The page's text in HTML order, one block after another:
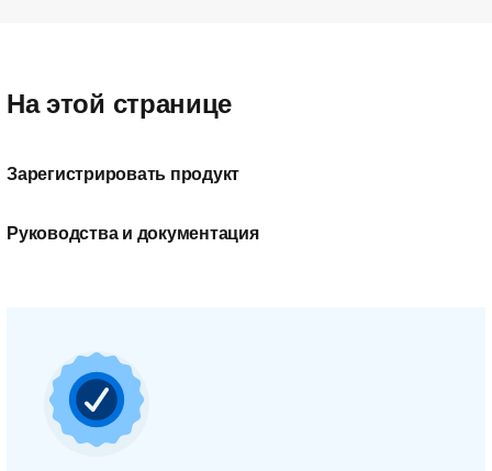
На этой странице
Зарегистрировать продукт
Руководства и документация